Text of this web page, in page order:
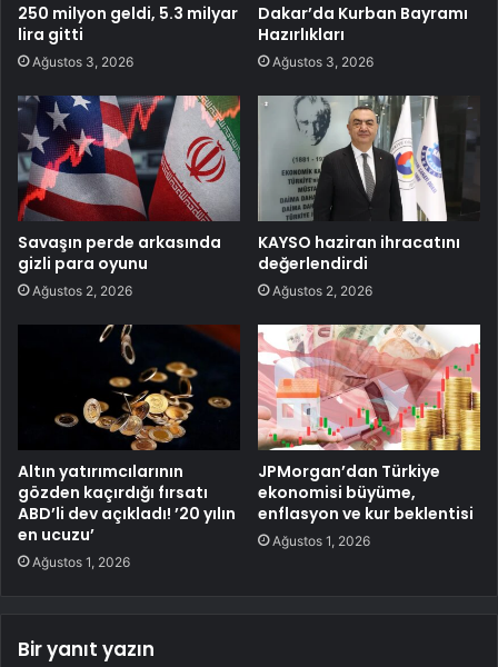
250 milyon geldi, 5.3 milyar
lira gitti
Ağustos 3, 2026
Dakar’da Kurban Bayramı
Hazırlıkları
Ağustos 3, 2026
Savaşın perde arkasında
gizli para oyunu
Ağustos 2, 2026
KAYSO haziran ihracatını
değerlendirdi
Ağustos 2, 2026
Altın yatırımcılarının
gözden kaçırdığı fırsatı
ABD’li dev açıkladı! ’20 yılın
en ucuzu’
Ağustos 1, 2026
JPMorgan’dan Türkiye
ekonomisi büyüme,
enflasyon ve kur beklentisi
Ağustos 1, 2026
Bir yanıt yazın